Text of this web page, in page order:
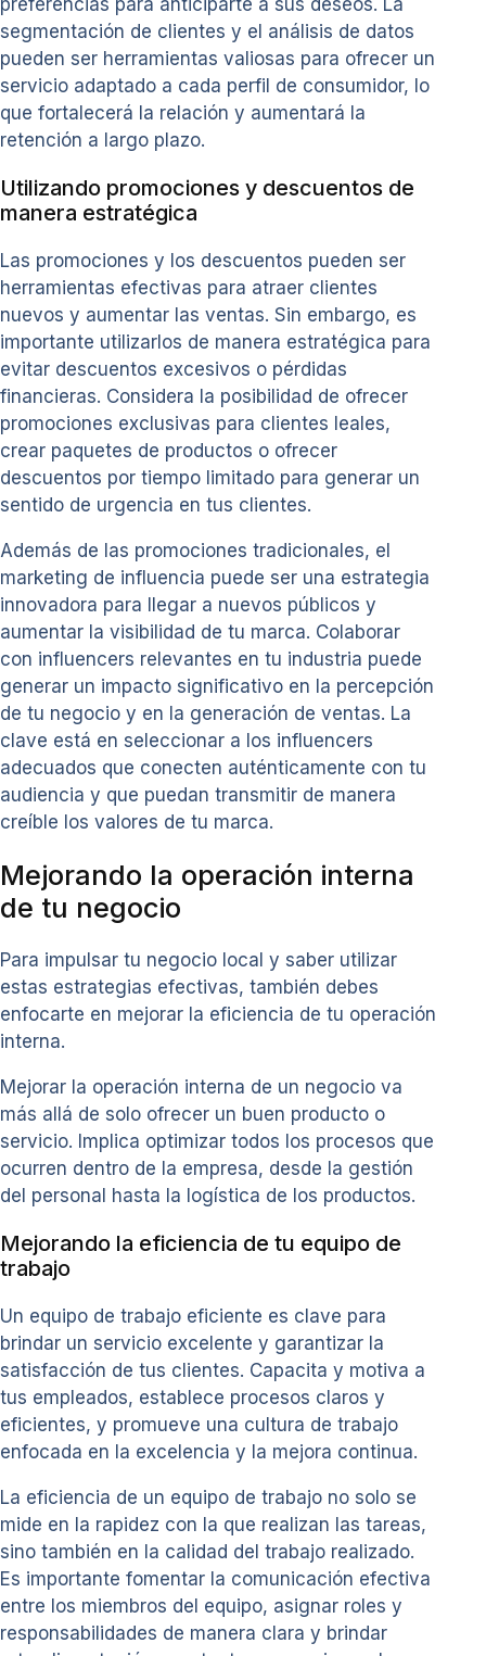
segmentación de clientes y el análisis de datos
pueden ser herramientas valiosas para ofrecer un
servicio adaptado a cada perfil de consumidor, lo
que fortalecerá la relación y aumentará la
retención a largo plazo.
Utilizando promociones y descuentos de
manera estratégica
Las promociones y los descuentos pueden ser
herramientas efectivas para atraer clientes
nuevos y aumentar las ventas. Sin embargo, es
importante utilizarlos de manera estratégica para
evitar descuentos excesivos o pérdidas
financieras. Considera la posibilidad de ofrecer
promociones exclusivas para clientes leales,
crear paquetes de productos o ofrecer
descuentos por tiempo limitado para generar un
sentido de urgencia en tus clientes.
Además de las promociones tradicionales, el
marketing de influencia puede ser una estrategia
innovadora para llegar a nuevos públicos y
aumentar la visibilidad de tu marca. Colaborar
con influencers relevantes en tu industria puede
generar un impacto significativo en la percepción
de tu negocio y en la generación de ventas. La
clave está en seleccionar a los influencers
adecuados que conecten auténticamente con tu
audiencia y que puedan transmitir de manera
creíble los valores de tu marca.
Mejorando la operación interna
de tu negocio
Para impulsar tu negocio local y saber utilizar
estas estrategias efectivas, también debes
enfocarte en mejorar la eficiencia de tu operación
interna.
Mejorar la operación interna de un negocio va
más allá de solo ofrecer un buen producto o
servicio. Implica optimizar todos los procesos que
ocurren dentro de la empresa, desde la gestión
del personal hasta la logística de los productos.
Mejorando la eficiencia de tu equipo de
trabajo
Un equipo de trabajo eficiente es clave para
brindar un servicio excelente y garantizar la
satisfacción de tus clientes. Capacita y motiva a
tus empleados, establece procesos claros y
eficientes, y promueve una cultura de trabajo
enfocada en la excelencia y la mejora continua.
La eficiencia de un equipo de trabajo no solo se
mide en la rapidez con la que realizan las tareas,
sino también en la calidad del trabajo realizado.
Es importante fomentar la comunicación efectiva
entre los miembros del equipo, asignar roles y
responsabilidades de manera clara y brindar